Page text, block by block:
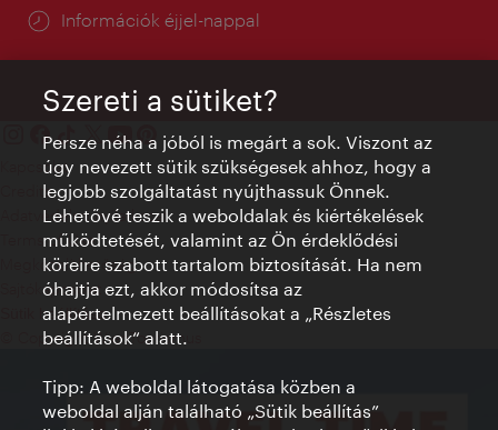
Információk éjjel-nappal
Kapcsolat
Credits
Adatvédelmi nyilatkozat
Terms of Use
Megközelíthetőség
Sajtókapcsolat
Sütik beállítása
© Copyright WienTourismus
Szereti a sütiket?
Persze néha a jóból is megárt a sok. Viszont az
úgy nevezett sütik szükségesek ahhoz, hogy a
legjobb szolgáltatást nyújthassuk Önnek.
Lehetővé teszik a weboldalak és kiértékelések
működtetését, valamint az Ön érdeklődési
köreire szabott tartalom biztosítását. Ha nem
óhajtja ezt, akkor módosítsa az
alapértelmezett beállításokat a „Részletes
beállítások“ alatt.
Tipp: A weboldal látogatása közben a
weboldal alján található „Sütik beállítás”